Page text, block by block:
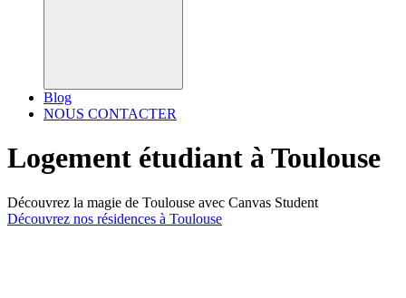
Blog
NOUS CONTACTER
Logement étudiant à Toulouse
Découvrez la magie de Toulouse avec Canvas Student
Découvrez nos résidences à Toulouse